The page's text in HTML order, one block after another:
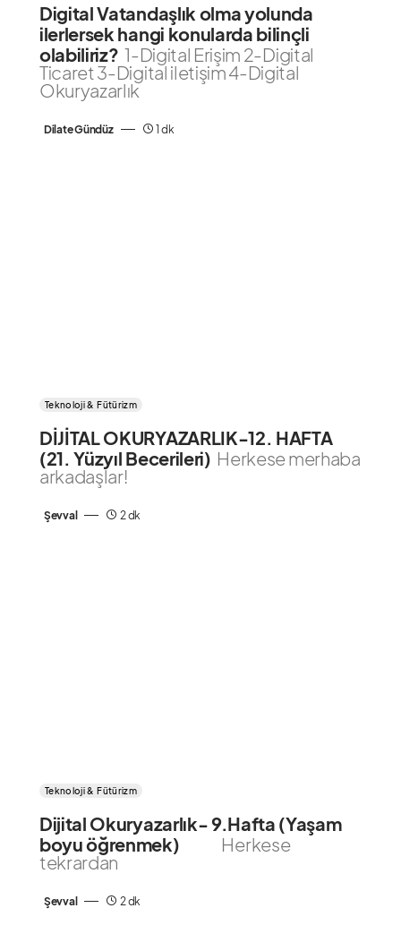
Digital Vatandaşlık olma yolunda
ilerlersek hangi konularda bilinçli
olabiliriz? 1-Digital Erişim 2-Digital
Ticaret 3-Digital iletişim 4-Digital
Okuryazarlık
Dilate Gündüz 1 dk
Teknoloji & Fütürizm
DİJİTAL OKURYAZARLIK-12. HAFTA
(21. Yüzyıl Becerileri) Herkese merhaba
arkadaşlar!
Şevval 2 dk
Teknoloji & Fütürizm
Dijital Okuryazarlık- 9.Hafta (Yaşam
boyu öğrenmek)
Herkese
tekrardan
Şevval 2 dk